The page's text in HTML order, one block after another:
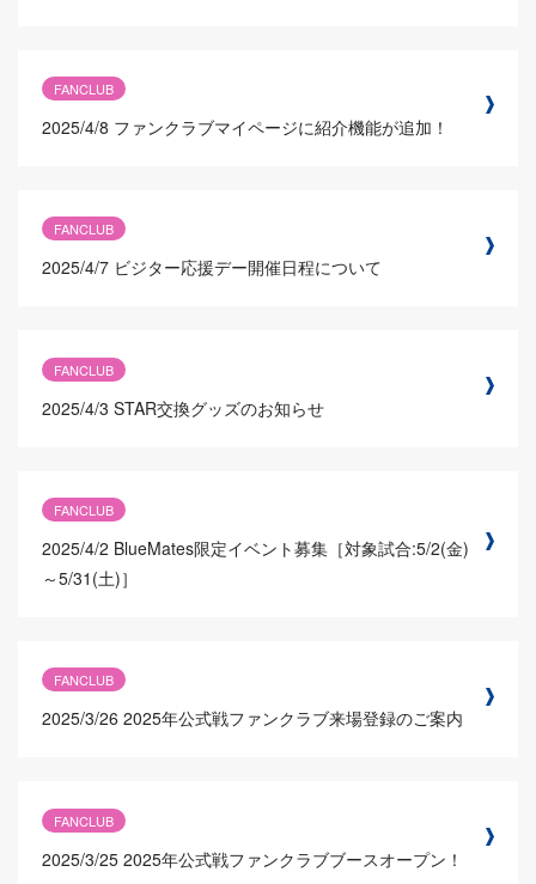
FANCLUB
2025/4/8 ファンクラブマイページに紹介機能が追加！
FANCLUB
2025/4/7 ビジター応援デー開催日程について
FANCLUB
2025/4/3 STAR交換グッズのお知らせ
FANCLUB
2025/4/2 BlueMates限定イベント募集［対象試合:5/2(金)
～5/31(土)］
FANCLUB
2025/3/26 2025年公式戦ファンクラブ来場登録のご案内
FANCLUB
2025/3/25 2025年公式戦ファンクラブブースオープン！